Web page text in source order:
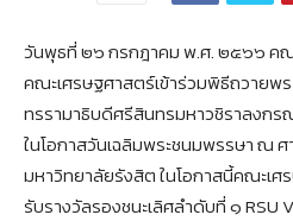
วันพุธที่ ๒๖ กรกฎาคม พ.ศ. ๒๕๖๖ ค
คณะเศรษฐศาสตร์เข้าร่วมพิธีถวายพ
ทรรามาธิบดีศรีสินทรมหาวชิราลงกร
ในโอกาสวันเฉลิมพระชนมพรรษา ณ
มหาวิทยาลัยรังสิต ในโอกาสนี้คณะเ
รับรางวัลรองชนะเลิศลำดับที่ ๑ RSU